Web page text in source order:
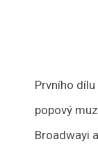
Prvního
popový
Broadwayi